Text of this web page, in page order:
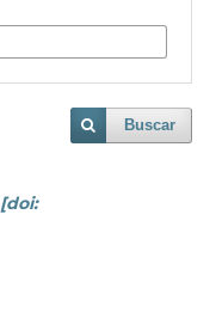
Buscar
[doi: